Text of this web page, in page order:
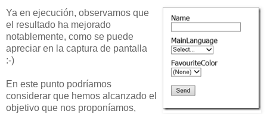
Ya en ejecución, observamos que
el resultado ha mejorado
notablemente, como se puede
apreciar en la captura de pantalla
:-)
En este punto podríamos
considerar que hemos alcanzado el
objetivo que nos proponíamos,